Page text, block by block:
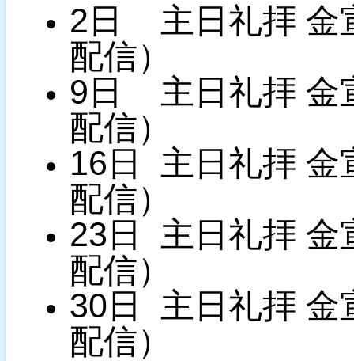
2日 主日礼拝 金
配信）
9日 主日礼拝 金
配信）
16日 主日礼拝 金
配信）
23日 主日礼拝 金
配信）
30日 主日礼拝 金
配信）